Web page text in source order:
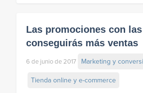
Las promociones con
conseguirás más ventas
6 de junio de 2017 Marketing y
Tienda online y e-commerce